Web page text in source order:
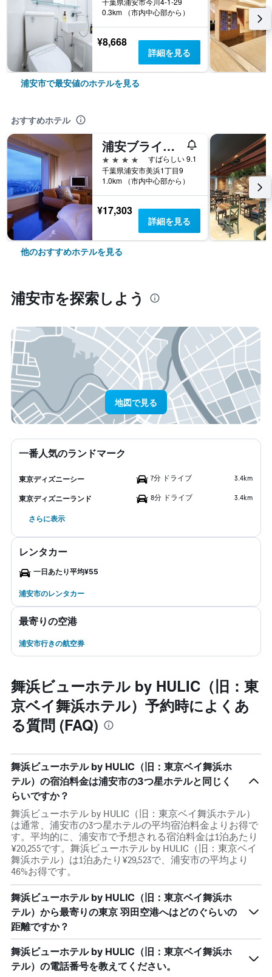
0.3km （市内中心部から）
¥8,668
詳細を見る
浦安市で最安値のホテルを見る
おすすめホテル
浦安ブライトンホテル東京ベイ
4つ星
すばらしい 9.1
千葉県浦安市美浜1丁目9
1.0km （市内中心部から）
¥17,303
詳細を見る
他のおすすめホテルを見る
浦安市​を探索しよう
地図で見る
一番人気のランドマーク
東京ディズニーシー 7分 ドライブ 3.4km
東京ディズニーランド 8分 ドライブ 3.4km
さらに表示
レンタカー
一日あたり平均¥55
浦安市のレンタカー
最寄りの空港
浦安市行きの航空券
舞浜ビューホテル by HULIC（旧：東
京ベイ舞浜ホテル）予約時によくあ
る質問 (FAQ)
舞浜ビューホテル by HULIC（旧：東京ベイ舞浜ホ
テル）の宿泊料金は浦安市の3つ星ホテルと同じく
らいですか？
舞浜ビューホテル by HULIC（旧：東京ベイ舞浜ホテル）
は通常、浦安市の3つ星ホテルの平均宿泊料金よりお得で
す。平均的に、浦安市で予想される宿泊料金は1泊あたり
¥20,255です。舞浜ビューホテル by HULIC（旧：東京ベイ
舞浜ホテル）は1泊あたり¥29,523で、浦安市の平均より
46%お得です。
舞浜ビューホテル by HULIC（旧：東京ベイ舞浜ホ
テル）から最寄りの東京 羽田空港へはどのぐらいの
距離ですか？
舞浜ビューホテル by HULIC（旧：東京ベイ舞浜ホ
テル）の電話番号を教えてください。